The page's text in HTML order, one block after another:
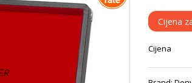
Cijena
Cijena